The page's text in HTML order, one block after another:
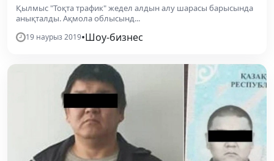
Қылмыс "Тоқта трафик" жедел алдын алу шарасы барысында
анықталды. Ақмола облысынд...
19 наурыз 2019•Шоу-бизнес